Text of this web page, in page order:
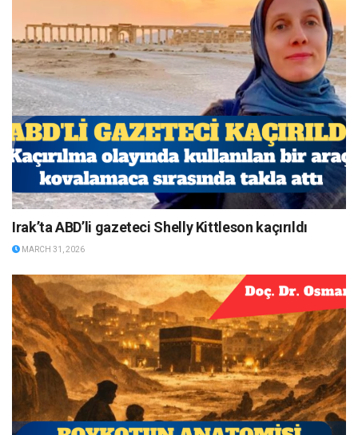
Irak’ta ABD’li gazeteci Shelly Kittleson kaçırıldı
MARCH 31, 2026